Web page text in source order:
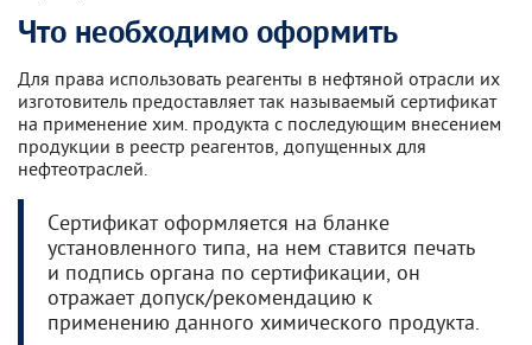
Что необходимо оформить
Для права использовать реагенты в нефтяной отрасли их
изготовитель предоставляет так называемый сертификат
на применение хим. продукта с последующим внесением
продукции в реестр реагентов, допущенных для
нефтеотраслей.
Сертификат оформляется на бланке
установленного типа, на нем ставится печать
и подпись органа по сертификации, он
отражает допуск/рекомендацию к
применению данного химического продукта.